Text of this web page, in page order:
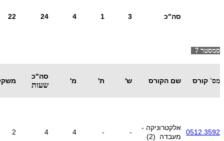
סה"כ 3
1
4
24
22
סמסטר 7
מס' קורס שם הקורס ש' ת' מ'
סה"כ
שעות
0512.3592
אלקטרוניקה -
מעבדה (2)
-
-
4
4
2